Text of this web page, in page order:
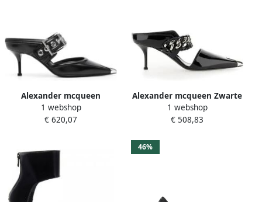
Alexander mcqueen
Romantische Edge Zwart
Zilver Leren Sandalen Black
1 webshop
€ 620,07
Alexander mcqueen Zwarte
Zilveren Leren Hakken
Muiltjes Zwart Dames
1 webshop
€ 508,83
46%